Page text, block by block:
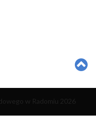
w Radomiu 2026
wykonana przezRafał Pacak